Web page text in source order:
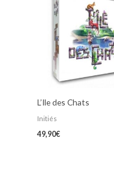
L’Ile des Chats
Initiés
49,90€